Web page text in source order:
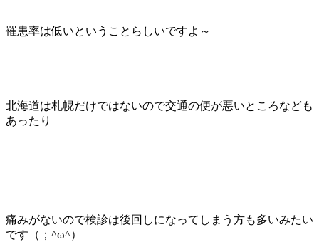
罹患率は低いということらしいですよ～
北海道は札幌だけではないので交通の便が悪いところなども
あったり
痛みがないので検診は後回しになってしまう方も多いみたい
です（；^ω^）